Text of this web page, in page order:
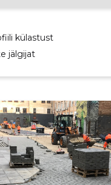
külastust
jälgijat